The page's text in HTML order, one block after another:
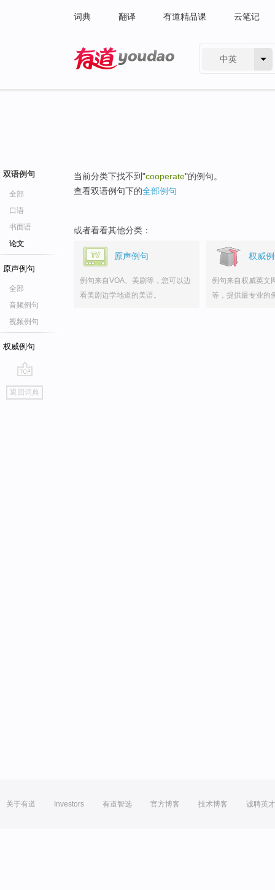
词典 翻译 有道精品课 云笔记
中英
双语例句
全部
口语
书面语
论文
原声例句
全部
音频例句
视频例句
权威例句
go
top
返回词典
当前分类下找不到"cooperate"的例句。
查看双语例句下的全部例句
或者看看其他分类：
原声例句
例句来自VOA、美剧等，您可以边
看美剧边学地道的美语。
权威
例句来自权威英文
等，提供最专业的
关于有道 Investors 有道智选 官方博客 技术博客 诚聘英才